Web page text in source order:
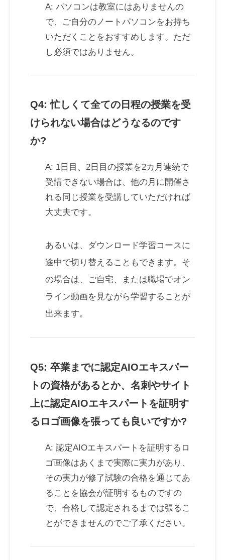
A: パソコンは教室にはありませんの
で、ご自分のノートパソコンをお持ち
いただくことをおすすめします。ただ
し必須ではありません。
Q4: 忙しくて全ての日程の授業を受
けられない場合はどうなるのです
か?
A: 1日目、2日目の授業を2カ月連続で
受講できない場合は、他の月に開催さ
れる同じ授業を受講していただければ
大丈夫です。
あるいは、ダウンロード学習コースに
途中で切り替えることもできます。そ
の場合は、ご自宅、または職場でオン
ライン動画を見ながら学習することが
出来ます。
Q5: 卒業までに認定AIOエキスパー
トの資格があるとか、名刺やサイト
上に認定AIOエキスパートを証明す
るロゴ画像を張っても良いですか?
A: 認定AIOエキスパートを証明するロ
ゴ画像はあくまで実際に実力があり、
その実力が修了試験の合格を通じてあ
ることを協会が証明するものですの
で、合格して認定されるまでは張るこ
とができませんのでご了承ください。